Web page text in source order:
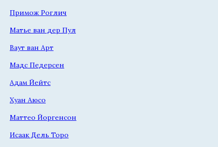
Примож Роглич
Матье ван дер Пул
Ваут ван Арт
Мадс Педерсен
Адам Йейтс
Хуан Аюсо
Маттео Йоргенсон
Исаак Дель Торо